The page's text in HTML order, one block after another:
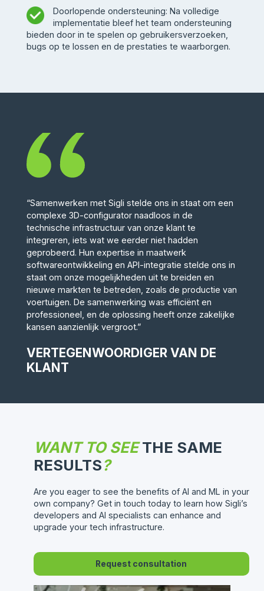
Doorlopende ondersteuning: Na volledige
implementatie bleef het team ondersteuning
bieden door in te spelen op gebruikersverzoeken,
bugs op te lossen en de prestaties te waarborgen.
“Samenwerken met Sigli stelde ons in staat om een
complexe 3D-configurator naadloos in de
technische infrastructuur van onze klant te
integreren, iets wat we eerder niet hadden
geprobeerd. Hun expertise in maatwerk
softwareontwikkeling en API-integratie stelde ons in
staat om onze mogelijkheden uit te breiden en
nieuwe markten te betreden, zoals de productie van
voertuigen. De samenwerking was efficiënt en
professioneel, en de oplossing heeft onze zakelijke
kansen aanzienlijk vergroot.”
VERTEGENWOORDIGER VAN DE
KLANT
WANT TO SEETHE SAME
RESULTS?
Are you eager to see the benefits of AI and ML in your
own company? Get in touch today to learn how Sigli’s
developers and AI specialists can enhance and
upgrade your tech infrastructure.
Request consultation